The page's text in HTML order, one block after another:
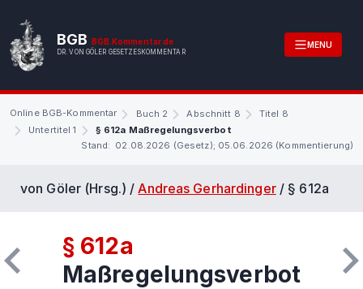
BGB BGB.Kommentar.de
DR. VON GÖLER GESETZESKOMMENTAR
MENU
Online BGB-Kommentar Buch 2 Abschnitt 8
Titel 8
Untertitel 1
§ 612a Maßregelungsverbot
Stand: 02.08.2026 (Gesetz); 05.06.2026 (Kommentierung)
von Göler (Hrsg.) / Andreas Gerhardinger/ § 612a
§ 612a
Maßregelungsverbot